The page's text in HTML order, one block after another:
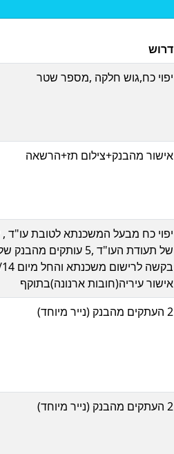
דרוש
יפוי כח,גוש חלקה ,מספר שטר
אישור מהבנק+צילום תז+הרשאה
יפוי כח מבעל המשכנתא לטובת עו"ד ,
של תעודת העו"ד ,5
אישור עיריה(חובות ארנונה)בתוקף
2 העתקים מהבנק (נייר מיוחד)
2 העתקים מהבנק (נייר מיוחד)